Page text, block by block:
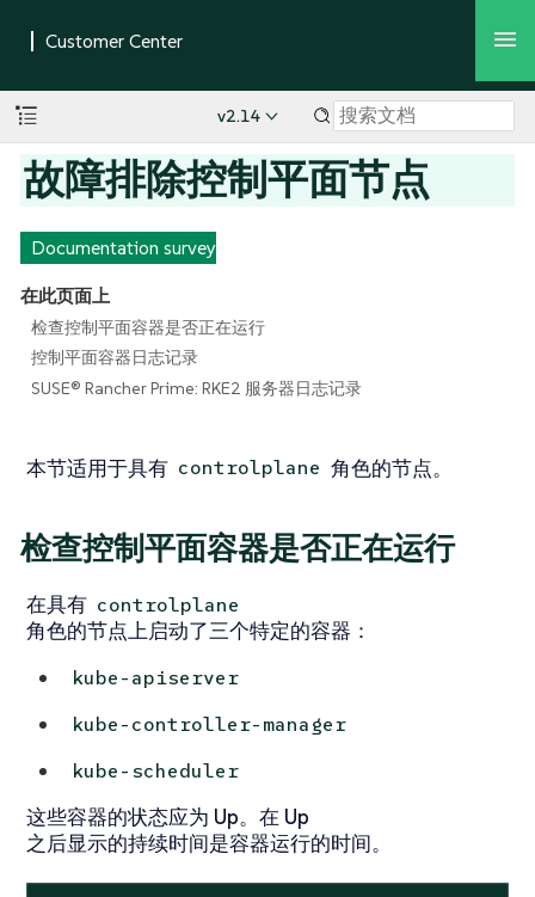
v2.14
故障排除控制平面节点
Documentation survey
在此页面上
检查控制平面容器是否正在运行
控制平面容器日志记录
SUSE® Rancher Prime: RKE2 服务器日志记录
本节适用于具有 controlplane 角色的节点。
检查控制平面容器是否正在运行
在具有 controlplane
角色的节点上启动了三个特定的容器：
kube-apiserver
kube-controller-manager
kube-scheduler
这些容器的状态应为 Up。在 Up
之后显示的持续时间是容器运行的时间。